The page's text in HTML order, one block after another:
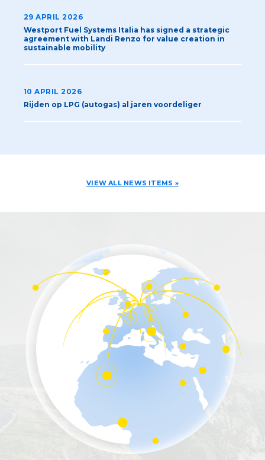
29 APRIL 2026
Westport Fuel Systems Italia has signed a strategic
agreement with Landi Renzo for value creation in
sustainable mobility
10 APRIL 2026
Rijden op LPG (autogas) al jaren voordeliger
VIEW ALL NEWS ITEMS